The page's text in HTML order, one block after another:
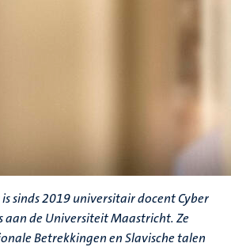
is sinds 2019 universitair docent Cyber
aan de Universiteit Maastricht. Ze
Betrekkingen en Slavische talen